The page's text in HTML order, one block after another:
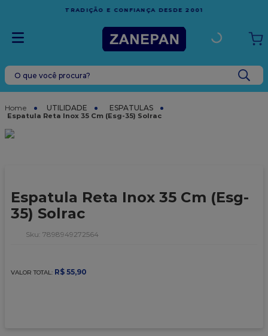
FRETE GRÁTIS
ESPÍRITO SANTO
O que você procura?
UTILIDADE ESPATULAS
Espatula Reta Inox 35 Cm (Esg-35) Solrac
Espatula Reta Inox 35 Cm (Esg-
35) Solrac
: 7898949272564
VALOR TOTAL: R$ 55,90
TERMOS MAIS BUSCADOS
caixa
6º
sacola
9 º
caixa kraft